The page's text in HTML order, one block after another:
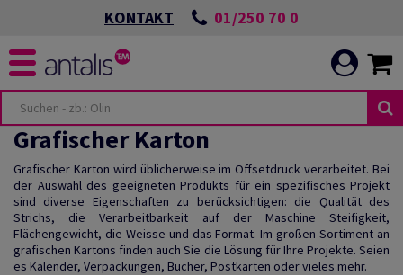
KONTAKT 01/250 70 0
Grafischer Karton
Grafischer Karton wird üblicherweise im Offsetdruck verarbeitet. Bei
der Auswahl des geeigneten Produkts für ein spezifisches Projekt
sind diverse Eigenschaften zu berücksichtigen: die Qualität des
Strichs, die Verarbeitbarkeit auf der Maschine Steifigkeit,
Flächengewicht, die Weisse und das Format. Im großen Sortiment an
grafischen Kartons finden auch Sie die Lösung für Ihre Projekte. Seien
es Kalender, Verpackungen, Bücher, Postkarten oder vieles mehr.